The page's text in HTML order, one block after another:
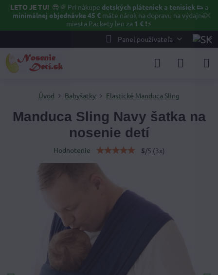
✕
LETO JE TU! 😎🌞 Pri nákupe detských pláteniek a tenisiek 👟 a
minimálnej objednávke 45 €máte nárok na dopravu na výdajné
miesta Packety len za 1 € ❗⚡️
Panel používateľa
Úvod Babyšatky Elastické Manduca Sling
Manduca Sling Navy šatka na
nosenie detí
Hodnotenie 5/5 (3x)